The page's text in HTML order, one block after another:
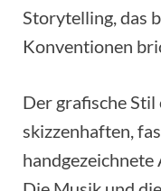
Storytelling, das
Konventionen
Der grafische
skizzenhaften,